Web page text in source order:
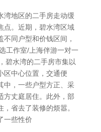
湾地区的二手房走动缓
点。近期，碧水湾区域
同户型和价钱区间，
工作室/上海伴游一对一
碧水湾的二手房市集以
区中心位置，交通便
中，一些户型方正、采
方丈庭居住。此外，部
省去了装修的烦嚣。
一些性价